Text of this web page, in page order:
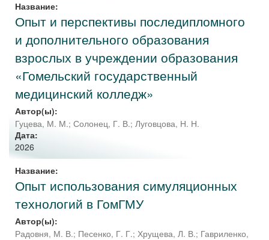
Название:
Опыт и перспективы последипломного
и дополнительного образования
взрослых в учреждении образования
«Гомельский государственный
медицинский колледж»
Автор(ы):
Гуцева, М. М.; Солонец, Г. В.; Луговцова, Н. Н.
Дата:
2026
Название:
Опыт использования симуляционных
технологий в ГомГМУ
Автор(ы):
Радовня, М. В.; Песенко, Г. Г.; Хрущева, Л. В.; Гавриленко,